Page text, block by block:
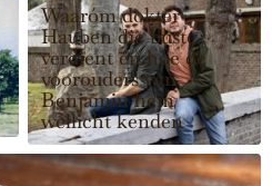
Waaróm dokter
Hauben die buste
verdient én hoe de
voorouders van
Benjamin hem
wellicht kenden